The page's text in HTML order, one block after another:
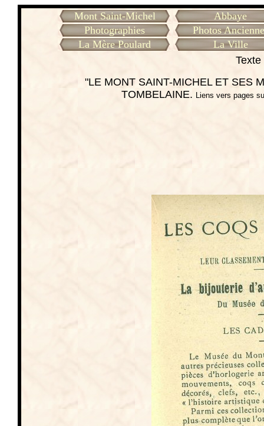
Mont Saint-Michel
Abbaye
Photographies
Photos
La Mère Poulard
La Ville
"LE MONT SAINT-MICHEL ET SES
TOMBELAINE. Liens vers pages